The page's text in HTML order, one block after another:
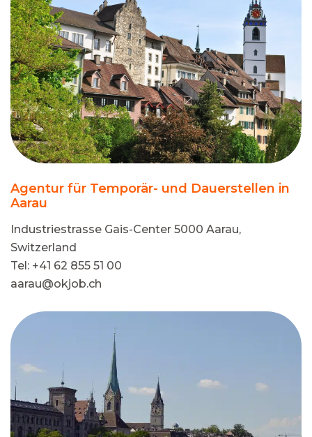
Agentur für Temporär- und Dauerstellen in
Aarau
Industriestrasse Gais-Center 5000 Aarau,
Switzerland
Tel: +41 62 855 51 00
aarau@okjob.ch